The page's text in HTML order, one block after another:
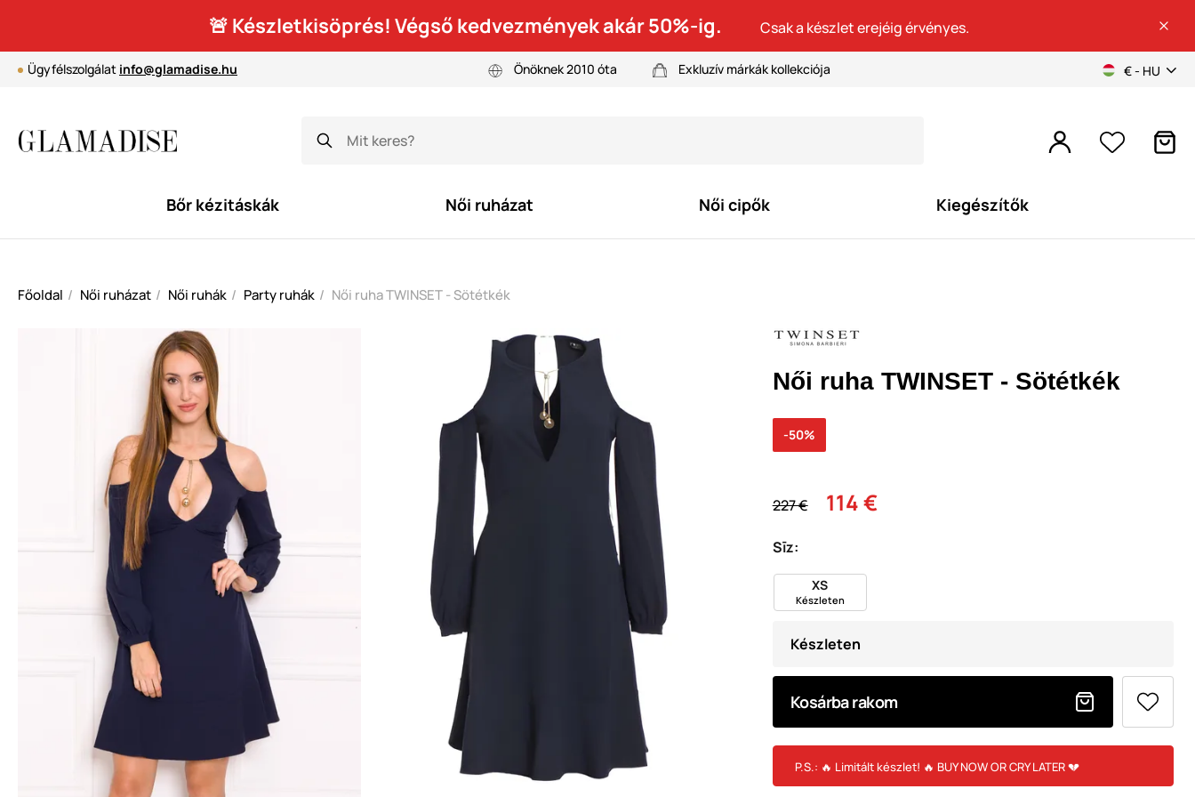
🚨 Készletkisöprés! Végső kedvezmények akár 50%-ig. Csak a készlet erejéig érvényes.
Ügyfélszolgálat info@glamadise.hu Önöknek 2010 óta Exkluzív márkák kollekciója € - HU
Bőr kézitáskák Női ruházat Női cipők Kiegészítők
Főoldal Női ruházat Női ruhák Party ruhák Női ruha TWINSET - Sötétkék
Női ruha TWINSET - Sötétkék
227 € 114 €
-50%
Sīz:
XS
Készleten
Készleten
Kosárba rakom
P.S.: 🔥 Limitált készlet! 🔥 BUY NOW OR CRY LATER 💔